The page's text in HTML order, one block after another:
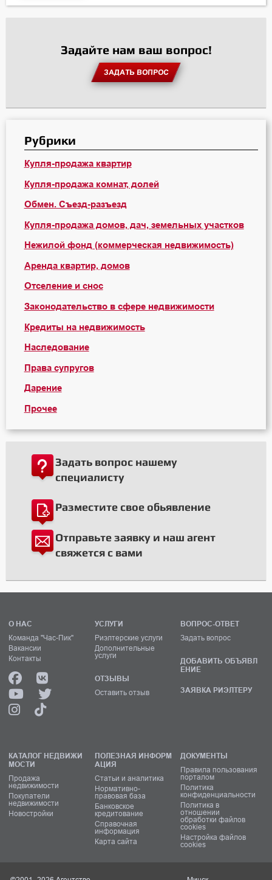
Задайте нам ваш вопрос!
ЗАДАТЬ ВОПРОС
Рубрики
Купля-продажа квартир
Купля-продажа комнат, долей
Обмен. Съезд-разъезд
Купля-продажа домов, дач, земельных участков
Нежилой фонд (коммерческая недвижимость)
Аренда квартир, домов
Отселение и снос
Законодательство в сфере недвижимости
Кредиты на недвижимость
Наследование
Права супругов
Дарение
Прочее
Задать вопрос нашему
специалисту
Разместите свое обьявление
Отправьте заявку и наш агент
свяжется с вами
О НАС
Команда "Час-Пик"
Вакансии
Контакты
УСЛУГИ
Риэлтерские услуги
Дополнительные
услуги
ОТЗЫВЫ
Оставить отзыв
ВОПРОС-ОТВЕТ
Задать вопрос
ДОБАВИТЬ ОБЪЯВЛ
ЕНИЕ
ЗАЯВКА РИЭЛТЕРУ
КАТАЛОГ НЕДВИЖИ
МОСТИ
Продажа
недвижимости
Покупатели
недвижимости
Новостройки
ПОЛЕЗНАЯ ИНФОРМ
АЦИЯ
Статьи и аналитика
Нормативно-
правовая база
Банковское
кредитование
Справочная
информация
Карта сайта
ДОКУМЕНТЫ
Правила пользования
порталом
Политика
конфиденциальности
Политика в
отношении
обработки файлов
cookies
Настройка файлов
cookies